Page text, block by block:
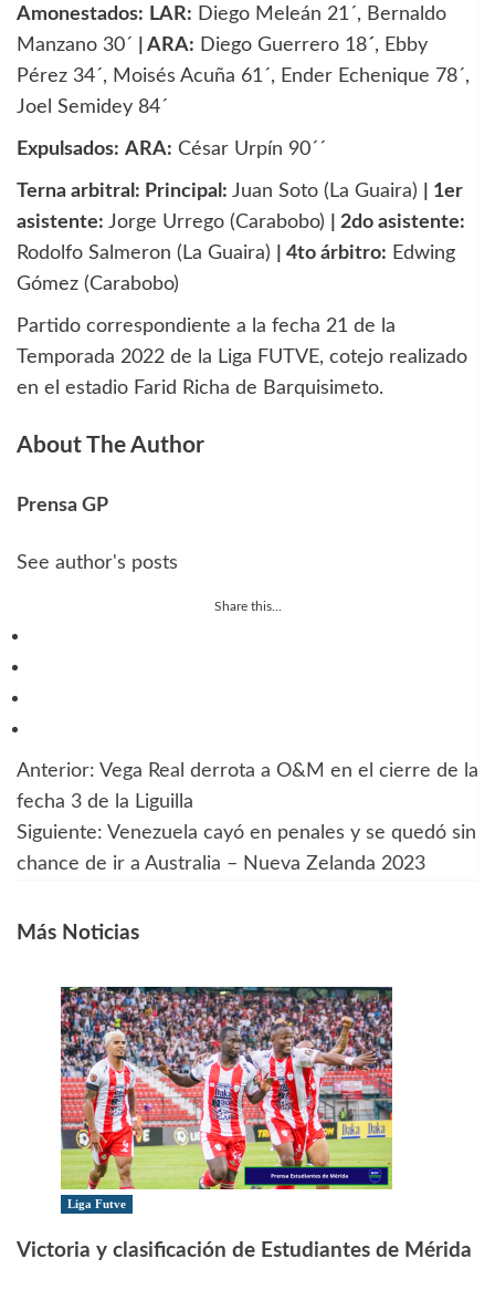
Amonestados: LAR: Diego Meleán 21´, Bernaldo
Manzano 30´
| ARA: Diego Guerrero 18´, Ebby
Pérez 34´, Moisés Acuña 61´, Ender Echenique 78´,
Joel Semidey 84´
Expulsados: ARA: César Urpín 90´´
Terna arbitral: Principal: Juan Soto (La Guaira)
| 1er
asistente: Jorge Urrego (Carabobo)
| 2do asistente:
Rodolfo Salmeron (La Guaira)
| 4to árbitro: Edwing
Gómez (Carabobo)
Partido correspondiente a la fecha 21 de la
Temporada 2022 de la Liga FUTVE, cotejo realizado
en el estadio Farid Richa de Barquisimeto.
About The Author
Prensa GP
See author's posts
Share this...
Navegación
de
entradas
Anterior: Vega Real derrota a O&M en el cierre de la
fecha 3 de la Liguilla
Siguiente: Venezuela cayó en penales y se quedó sin
chance de ir a Australia – Nueva Zelanda 2023
Más Noticias
Liga Futve
Victoria y clasificación de Estudiantes de Mérida